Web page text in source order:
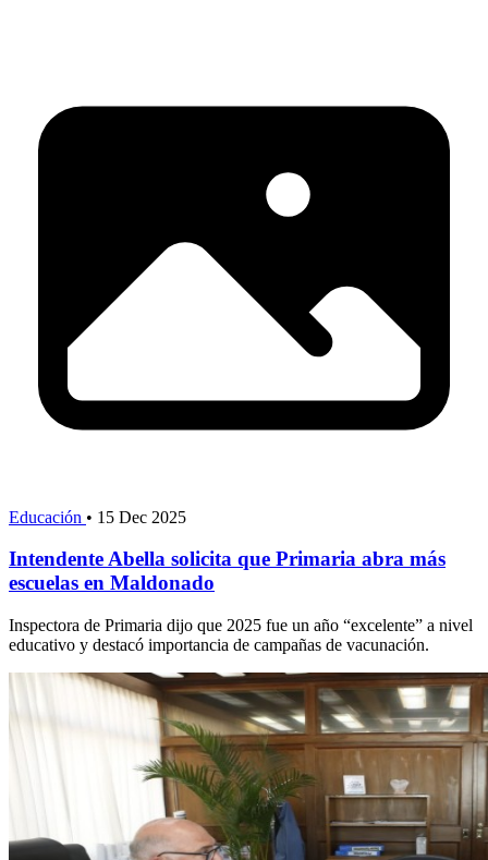
Educación • 15 Dec 2025
Intendente Abella solicita que Primaria abra más
escuelas en Maldonado
Inspectora de Primaria dijo que 2025 fue un año “excelente” a nivel
educativo y destacó importancia de campañas de vacunación.